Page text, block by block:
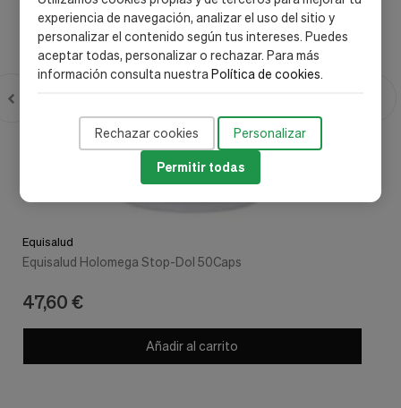
experiencia de navegación, analizar el uso del sitio y
personalizar el contenido según tus intereses. Puedes
aceptar todas, personalizar o rechazar. Para más
información consulta nuestraPolítica de cookies.
Rechazar cookies Personalizar
Permitir todas
Equisalud
Equisalud Holomega Stop-Dol 50Caps
47,60 €
Añadir al carrito